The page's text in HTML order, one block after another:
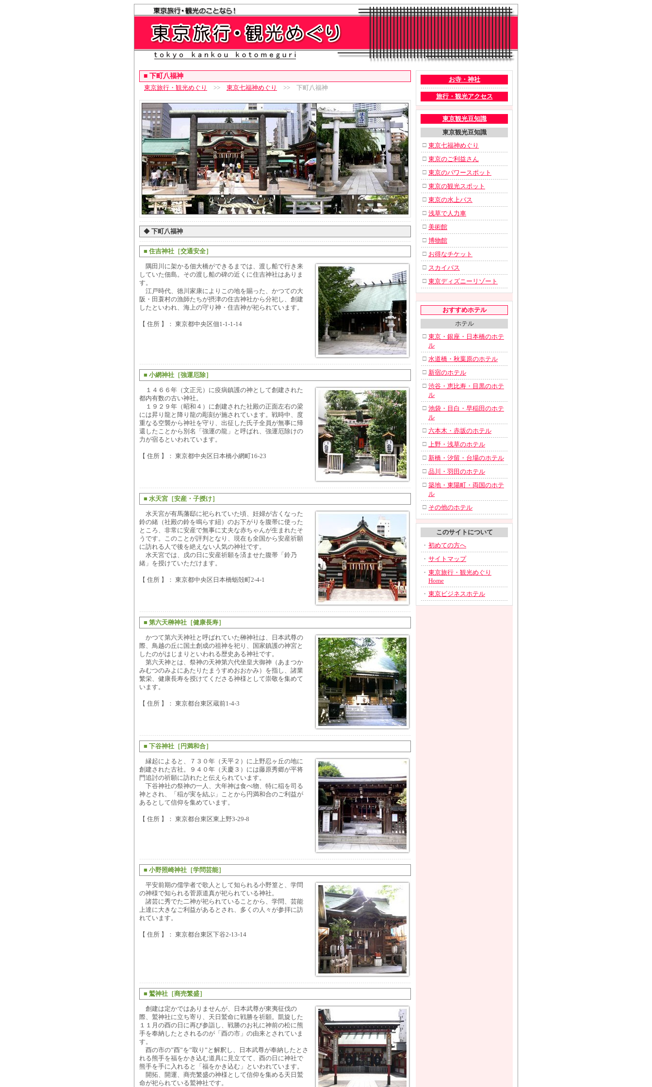
■ 下町八福神
東京旅行・観光めぐり
>> 東京七福神めぐり >> 下町八福神
◆ 下町八福神
■ 住吉神社［交通安全］
隅田川に架かる佃大橋ができるまでは、渡し船で行き来
していた佃島。その渡し船の碑の近くに住吉神社はありま
す。
江戸時代、徳川家康によりこの地を賜った、かつての大
阪・田蓑村の漁師たちが摂津の住吉神社から分祀し、創建
したといわれ、海上の守り神・住吉神が祀られています。
【 住所 】： 東京都中央区佃1-1-1-14
■ 小網神社［強運厄除］
１４６６年（文正元）に疫病鎮護の神として創建された
都内有数の古い神社。
１９２９年（昭和４）に創建された社殿の正面左右の梁
には昇り龍と降り龍の彫刻が施されています。戦時中、度
重なる空襲から神社を守り、出征した氏子全員が無事に帰
還したことから別名「強運の龍」と呼ばれ、強運厄除けの
力が宿るといわれています。
【 住所 】： 東京都中央区日本橋小網町16-23
■ 水天宮［安産・子授け］
水天宮が有馬藩邸に祀られていた頃、妊婦が古くなった
鈴の緒（社殿の鈴を鳴らす紐）のお下がりを腹帯に使った
ところ、非常に安産で無事に丈夫な赤ちゃんが生まれたそ
うです。このことが評判となり、現在も全国から安産祈願
に訪れる人で後を絶えない人気の神社です。
水天宮では、戌の日に安産祈願を済ませた腹帯「鈴乃
緒」を授けていただけます。
【 住所 】： 東京都中央区日本橋蛎殻町2-4-1
■ 第六天榊神社［健康長寿］
かつて第六天神社と呼ばれていた榊神社は、日本武尊の
際、鳥越の丘に国土創成の祖神を祀り、国家鎮護の神宮と
したのがはじまりといわれる歴史ある神社です。
第六天神とは、祭神の天神第六代坐皇大御神（あまつか
みむつのみよにあたりたまうすめおおかみ）を指し、諸業
繁栄、健康長寿を授けてくださる神様として崇敬を集めて
います。
【 住所 】： 東京都台東区蔵前1-4-3
■ 下谷神社［円満和合］
縁起によると、７３０年（天平２）に上野忍ヶ丘の地に
創建された古社。９４０年（天慶３）には藤原秀郷が平将
門追討の祈願に訪れたと伝えられています。
下谷神社の祭神の一人、大年神は食べ物、特に稲を司る
神とされ、「稲が実を結ぶ」ことから円満和合のご利益が
あるとして信仰を集めています。
【 住所 】： 東京都台東区東上野3-29-8
■ 小野照崎神社［学問芸能］
平安前期の儒学者で歌人として知られる小野篁と、学問
の神様で知られる菅原道真が祀られている神社。
諸芸に秀でた二神が祀られていることから、学問、芸能
上達に大きなご利益があるとされ、多くの人々が参拝に訪
れています。
【 住所 】： 東京都台東区下谷2-13-14
■ 鷲神社［商売繁盛］
創建は定かではありませんが、日本武尊が東夷征伐の
際、鷲神社に立ち寄り、天日鷲命に戦勝を祈願。凱旋した
１１月の酉の日に再び参詣し、戦勝のお礼に神前の松に熊
手を奉納したとされるのが「酉の市」の由来とされていま
す。
酉の市の”酉”を”取り”と解釈し、日本武尊が奉納したとさ
れる熊手を福をかき込む道具に見立てて、酉の日に神社で
熊手を手に入れると「福をかき込む」といわれています。
開拓、開運、商売繁盛の神様として信仰を集める天日鷲
命が祀られている鷲神社です。
お寺・神社
旅行・観光アクセス
東京観光豆知識
東京観光豆知識
□ 東京七福神めぐり
□ 東京のご利益さん
□ 東京のパワースポット
□ 東京の観光スポット
□ 東京の水上バス
□ 浅草で人力車
□ 美術館
□ 博物館
□ お得なチケット
□ スカイバス
□ 東京ディズニーリゾート
おすすめホテル
ホテル
□ 東京・銀座・日本橋のホテ
ル
□ 水道橋・秋葉原のホテル
□ 新宿のホテル
□ 渋谷・恵比寿・目黒のホテ
ル
□ 池袋・目白・早稲田のホテ
ル
□ 六本木・赤坂のホテル
□ 上野・浅草のホテル
□ 新橋・汐留・台場のホテル
□ 品川・羽田のホテル
□ 築地・東陽町・両国のホテ
ル
□ その他のホテル
このサイトについて
・ 初めての方へ
・ サイトマップ
・ 東京旅行・観光めぐり
Home
・ 東京ビジネスホテル